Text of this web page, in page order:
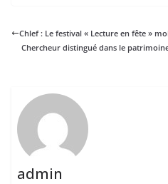
Chlef : Le festival « Lecture en fête »
Chercheur distingué dans le
admin